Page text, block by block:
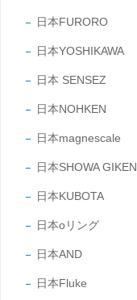
日本FURORO
日本YOSHIKAWA
日本 SENSEZ
日本NOHKEN
日本magnescale
日本SHOWA GIKEN
日本KUBOTA
日本oリング
日本AND
日本Fluke